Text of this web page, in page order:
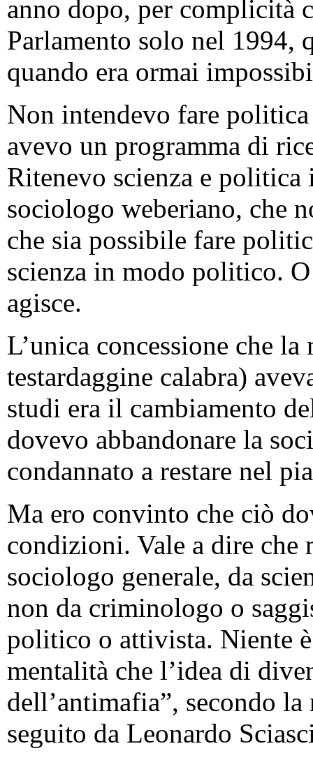
anno dopo, per complicità
Parlamento solo nel 1994,
quando era ormai
Non intendevo fare
avevo un programma di
Ritenevo scienza e
sociologo weberiano, che
che sia possibile fare
scienza in modo politico.
agisce.
L’unica concessione che
testardaggine calabra)
studi era il cambiamento
dovevo abbandonare la
condannato a restare nel
Ma ero convinto che ciò
condizioni. Vale a dire che
sociologo generale, da
non da criminologo o
politico o attivista. Niente
mentalità che l’idea di
dell’antimafia”, secondo
seguito da Leonardo